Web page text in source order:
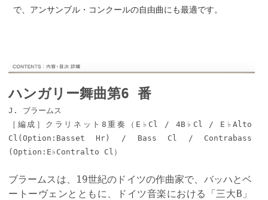
で、アンサンブル・コンクールの自由曲にも最適です。
ハンガリー舞曲第6 番
J. ブラームス
［編成］クラリネット8重奏（E♭Cl / 4B♭Cl / E♭Alto
Cl(Option:Basset Hr) / Bass Cl / Contrabass
(Option:E♭Contralto Cl）
ブラームスは、19世紀のドイツの作曲家で、バッハとベ
ートーヴェンとともに、ドイツ音楽における「三大B」